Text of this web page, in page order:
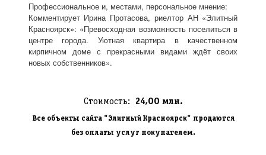
Профессиональное и, местами, персональное мнение:
Комментирует Ирина Протасова, риелтор АН «Элитный
Красноярск»: «Превосходная возможность поселиться в
центре города. Уютная квартира в качественном
кирпичном доме с прекрасными видами ждёт своих
новых собственников».
Стоимость: 24,00 млн.
Все объекты сайта "Элитный Красноярск" продаются
без оплаты услуг покупателем.